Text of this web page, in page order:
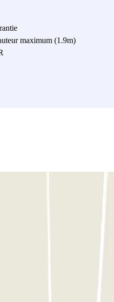
Assistance client A
maximum (1.9m)
un ticket. Rendez-vous
Parclick et le ticket.
que le personnel
SORTIES